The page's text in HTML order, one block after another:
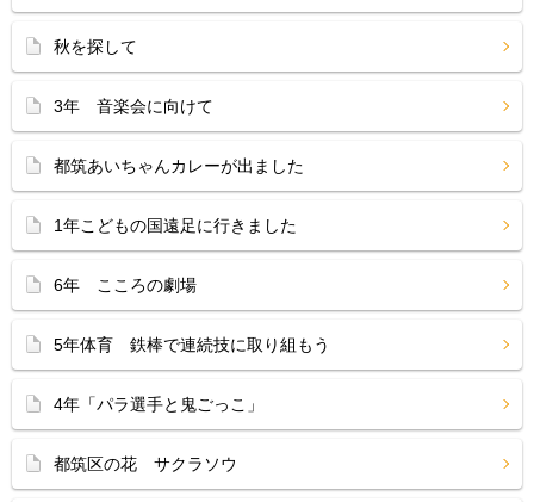
秋を探して
3年 音楽会に向けて
都筑あいちゃんカレーが出ました
1年こどもの国遠足に行きました
6年 こころの劇場
5年体育 鉄棒で連続技に取り組もう
4年「パラ選手と鬼ごっこ」
都筑区の花 サクラソウ